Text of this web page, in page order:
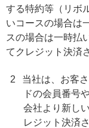
する特約等（リボ
いコースの場合は
スの場合は一時払
てクレジット決済
2
当社は、お客
ドの会員番号
会社より新し
レジット決済